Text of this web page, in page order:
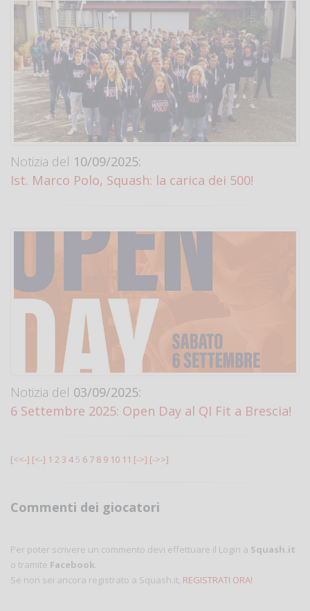
Notizia del 10/09/2025:
Ist. Marco Polo, Squash: la carica dei 500!
Notizia del 03/09/2025:
6 Settembre 2025: Open Day al QI Fit a Brescia!
[<<-] [<-] 1 2 3 4 5 6 7 8 9 10 11 [->] [->>]
Commenti dei giocatori
Per poter scrivere un commento devi effettuare il Login a Squash.it
o tramite Facebook.
Se non sei ancora registrato a Squash.it, REGISTRATI ORA!